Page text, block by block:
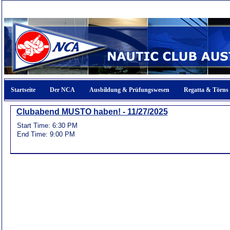
Startseite Der NCA Ausbildung & Prüfungswesen Regatta & Törns
Clubabend MUSTO haben! - 11/27/2025
Start Time: 6:30 PM
End Time: 9:00 PM